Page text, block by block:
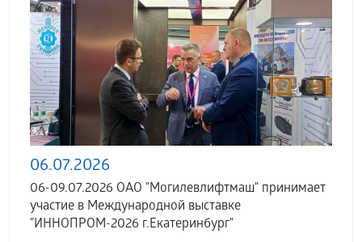
06.07.2026
06-09.07.2026 ОАО "Могилевлифтмаш" принимает
участие в Международной выставке
"ИННОПРОМ-2026 г.Екатеринбург"